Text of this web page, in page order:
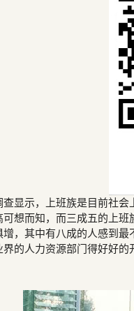
查显示，上班族是目前社
可想而知，而三成五的上
增，其中有八成的人感到最
界的人力资源部门得好好的